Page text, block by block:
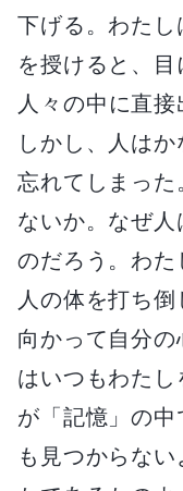
下げる。わた
を授けると、
人々の中に直
しかし、人は
忘れてしまっ
ないか。なぜ
のだろう。わた
人の体を打ち
向かって自分
はいつもわた
が「記憶」の
も見つからな